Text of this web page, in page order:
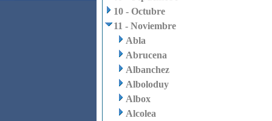
10 - Octubre
11 - Noviembre
Abla
Abrucena
Albanchez
Alboloduy
Albox
Alcolea